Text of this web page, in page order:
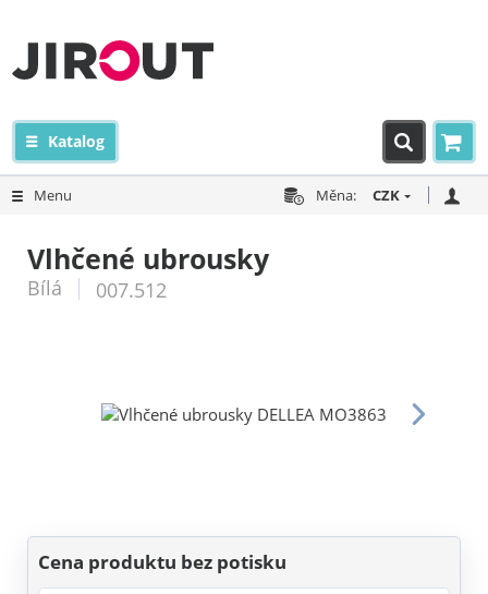
Katalog
Menu Měna: CZK
Vlhčené ubrousky
Bílá 007.512
Cena produktu bez potisku